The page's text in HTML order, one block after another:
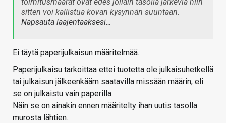
sitten voi kallistua kovan kysynnän suuntaan.
Napsauta laajentaaksesi…
Ei täytä paperijulkaisun määritelmää.
Paperijulkaisu tarkoittaa ettei tuotetta ole julkaisuhetkellä
tai julkaisun jälkeenkääm saatavilla missään määrin, eli
se on julkaistu vain paperilla.
Näin se on ainakin ennen määritelty ihan uutis tasolla
murosta lähtien..